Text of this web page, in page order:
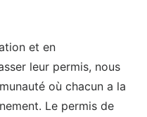
et en
leur permis, nous
où chacun a la
Le permis de